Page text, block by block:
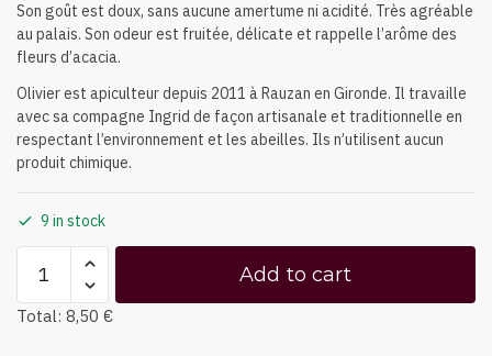
Son goût est doux, sans aucune amertume ni acidité. Très agréable
au palais. Son odeur est fruitée, délicate et rappelle l’arôme des
fleurs d’acacia.
Olivier est apiculteur depuis 2011 à Rauzan en Gironde. Il travaille
avec sa compagne Ingrid de façon artisanale et traditionnelle en
respectant l’environnement et les abeilles. Ils n’utilisent aucun
produit chimique.
9 in stock
Add to cart
Total: 8,50 €